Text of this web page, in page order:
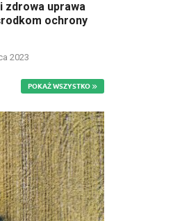
zdrowa uprawa
ochrony
2023
POKAŻ WSZYSTKO